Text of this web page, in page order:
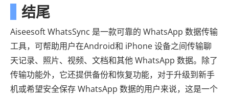
结尾
Aiseesoft WhatsSync 是一款可靠的 WhatsApp 数据传输
工具，可帮助用户在Android和 iPhone 设备之间传输聊
天记录、照片、视频、文档和其他 WhatsApp 数据。除了
传输功能外，它还提供备份和恢复功能，对于升级到新手
机或希望安全保存 WhatsApp 数据的用户来说，这是一个